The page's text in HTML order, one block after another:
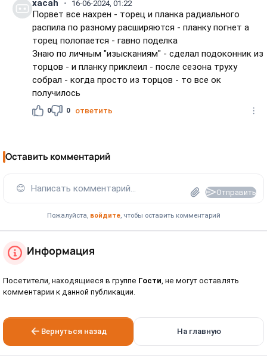
xacah 16-06-2024, 01:22
Порвет все нахрен - торец и планка радиального
распила по разному расширяются - планку погнет а
торец полопается - гавно поделка
Знаю по личным "изысканиям" - сделал подоконник из
торцов - и планку приклеил - после сезона труху
собрал - когда просто из торцов - то все ок
получилось
0 0 ответить
Оставить комментарий
😊 Написать комментарий... Отправить
Пожалуйста, войдите, чтобы оставить комментарий
Информация
Посетители, находящиеся в группе Гости , не могут оставлять
комментарии к данной публикации.
Вернуться назад На главную